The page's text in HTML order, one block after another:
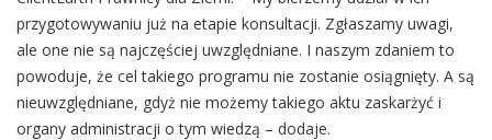
przygotowywaniu już na etapie konsultacji. Zgłaszamy uwagi,
ale one nie są najczęściej uwzględniane. I naszym zdaniem to
powoduje, że cel takiego programu nie zostanie osiągnięty. A są
nieuwzględniane, gdyż nie możemy takiego aktu zaskarżyć i
organy administracji o tym wiedzą – dodaje.